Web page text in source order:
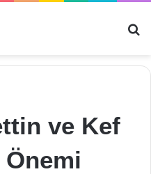
ve Kef
Önemi